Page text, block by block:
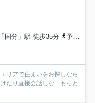
国分」駅 徒歩35分 予讃線「鬼無」駅 徒歩51分
リアで住まいをお探しなら
たり直接会話しな... もっと